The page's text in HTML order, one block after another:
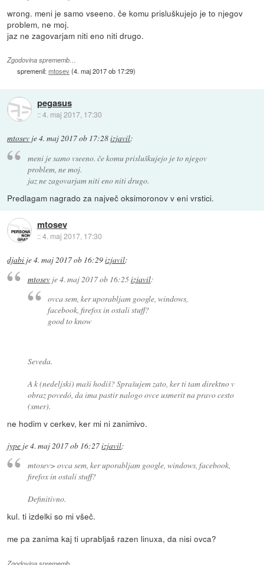
wrong. meni je samo vseeno. če komu prisluškujejo je to njegov
problem, ne moj.
jaz ne zagovarjam niti eno niti drugo.
Zgodovina sprememb…
spremenil:mtosev(4. maj 2017 ob 17:29)
pegasus
::4. maj 2017, 17:30
mtosev je4. maj 2017 ob 17:28izjavil:
meni je samo vseeno. če komu prisluškujejo je to njegov
problem, ne moj.
jaz ne zagovarjam niti eno niti drugo.
Predlagam nagrado za največ oksimoronov v eni vrstici.
mtosev
::4. maj 2017, 17:30
djabi je4. maj 2017 ob 16:29izjavil:
mtosevje4. maj 2017 ob 16:25izjavil:
ovca sem, ker uporabljam google, windows,
facebook, firefox in ostali stuff?
good to know
Seveda.
A k (nedeljski) maši hodiš? Sprašujem zato, ker ti tam direktno v
obraz povedó, da ima pastir nalogo ovce usmerit na pravo cesto
(smer).
ne hodim v cerkev, ker mi ni zanimivo.
jype je4. maj 2017 ob 16:27izjavil:
mtosev> ovca sem, ker uporabljam google, windows, facebook,
firefox in ostali stuff?
Definitivno.
kul. ti izdelki so mi všeč.
me pa zanima kaj ti uprabljaš razen linuxa, da nisi ovca?